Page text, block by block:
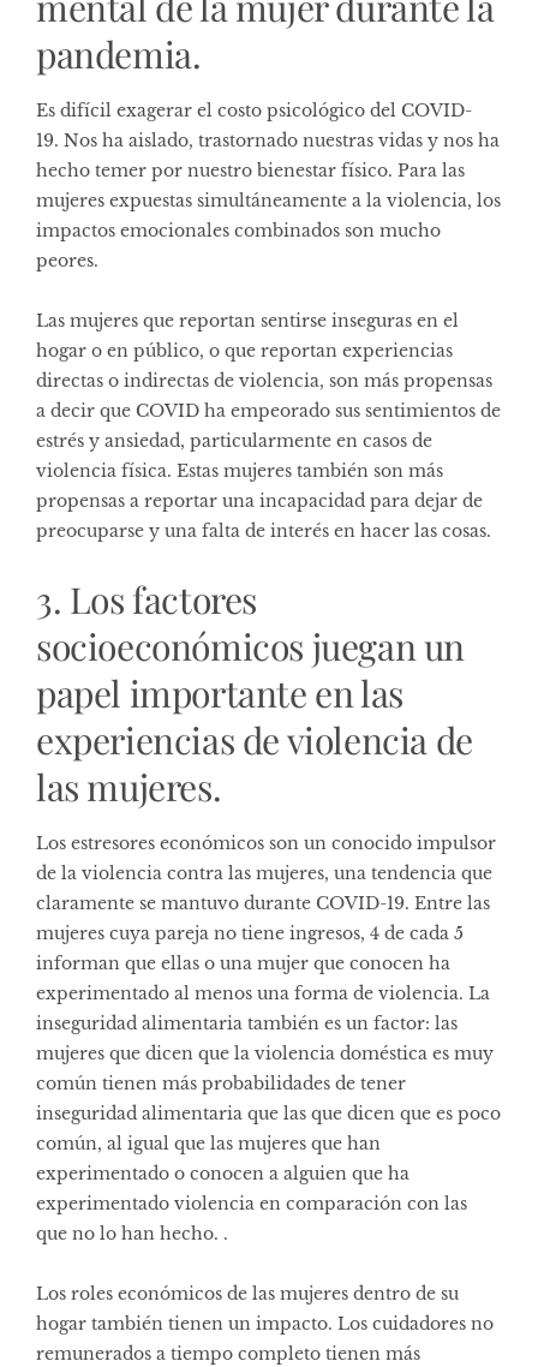
pandemia.
Es difícil exagerar el costo psicológico del COVID-
19. Nos ha aislado, trastornado nuestras vidas y nos ha
hecho temer por nuestro bienestar físico. Para las
mujeres expuestas simultáneamente a la violencia, los
impactos emocionales combinados son mucho
peores.
Las mujeres que reportan sentirse inseguras en el
hogar o en público, o que reportan experiencias
directas o indirectas de violencia, son más propensas
a decir que COVID ha empeorado sus sentimientos de
estrés y ansiedad, particularmente en casos de
violencia física. Estas mujeres también son más
propensas a reportar una incapacidad para dejar de
preocuparse y una falta de interés en hacer las cosas.
3. Los factores
socioeconómicos juegan un
papel importante en las
experiencias de violencia de
las mujeres.
Los estresores económicos son un conocido impulsor
de la violencia contra las mujeres, una tendencia que
claramente se mantuvo durante COVID-19. Entre las
mujeres cuya pareja no tiene ingresos, 4 de cada 5
informan que ellas o una mujer que conocen ha
experimentado al menos una forma de violencia. La
inseguridad alimentaria también es un factor: las
mujeres que dicen que la violencia doméstica es muy
común tienen más probabilidades de tener
inseguridad alimentaria que las que dicen que es poco
común, al igual que las mujeres que han
experimentado o conocen a alguien que ha
experimentado violencia en comparación con las
que no lo han hecho. .
Los roles económicos de las mujeres dentro de su
hogar también tienen un impacto. Los cuidadores no
remunerados a tiempo completo tienen más